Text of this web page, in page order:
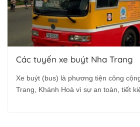
Các tuyến xe buýt Nha Trang
Xe buýt (bus) là phương tiện công
Trang, Khánh Hoà vì sự an toàn, tiết